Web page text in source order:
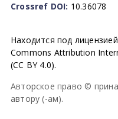
Crossref DOI: 10.36078
Находится под
Commons Attribution
(CC BY 4.0).
Авторское право ©
автору (-ам).